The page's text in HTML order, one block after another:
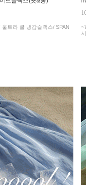
트라 쿨 냉감슬랙스/ SPAN